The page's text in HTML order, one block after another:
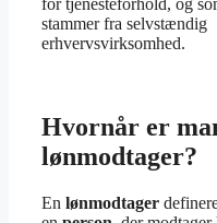
for tjenesteforhold, og
stammer fra selvstændig
erhvervsvirksomhed.
Hvornår er
lønmodtager?
En lønmodtager